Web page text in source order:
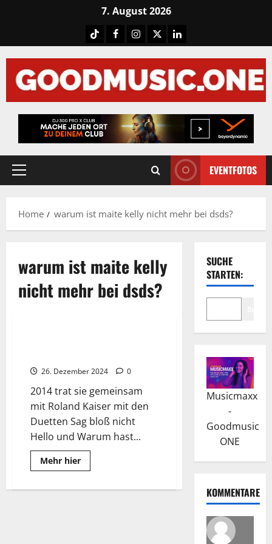
7. August 2026
TiktokFacebook
Instagram
X LinkedIN
Primary
EVENTFOTOS
Home warum ist maite kelly nicht mehr bei dsds?
warum ist maite kelly
nicht mehr bei dsds?
26. Dezember 2024 0
2014 trat sie gemeinsam
mit Roland Kaiser mit den
Duetten Sag bloß nicht
Hello und Warum hast...
Mehr hierRead
more
Kelly:
SUCHE
STARTEN:
Musicmaxx
-
Goodmusic
ONE
KOMMENTARE